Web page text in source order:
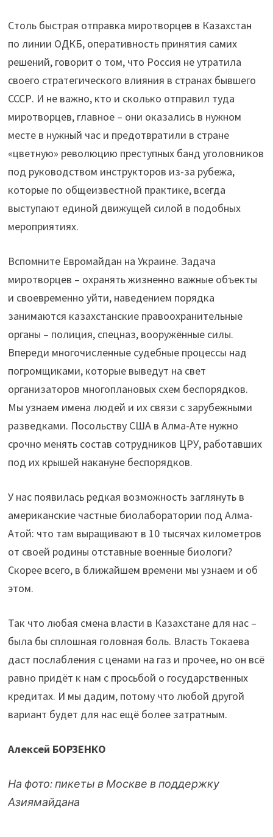
Столь быстрая отправка миротворцев в Казахстан
по линии ОДКБ, оперативность принятия самих
решений, говорит о том, что Россия не утратила
своего стратегического влияния в странах бывшего
СССР. И не важно, кто и сколько отправил туда
миротворцев, главное – они оказались в нужном
месте в нужный час и предотвратили в стране
«цветную» революцию преступных банд уголовников
под руководством инструкторов из-за рубежа,
которые по общеизвестной практике, всегда
выступают единой движущей силой в подобных
мероприятиях.
Вспомните Евромайдан на Украине. Задача
миротворцев – охранять жизненно важные объекты
и своевременно уйти, наведением порядка
занимаются казахстанские правоохранительные
органы – полиция, спецназ, вооружённые силы.
Впереди многочисленные судебные процессы над
погромщиками, которые выведут на свет
организаторов многоплановых схем беспорядков.
Мы узнаем имена людей и их связи с зарубежными
разведками. Посольству США в Алма-Ате нужно
срочно менять состав сотрудников ЦРУ, работавших
под их крышей накануне беспорядков.
У нас появилась редкая возможность заглянуть в
американские частные биолаборатории под Алма-
Атой: что там выращивают в 10 тысячах километров
от своей родины отставные военные биологи?
Скорее всего, в ближайшем времени мы узнаем и об
этом.
Так что любая смена власти в Казахстане для нас –
была бы сплошная головная боль. Власть Токаева
даст послабления с ценами на газ и прочее, но он всё
равно придёт к нам с просьбой о государственных
кредитах. И мы дадим, потому что любой другой
вариант будет для нас ещё более затратным.
Алексей БОРЗЕНКО
На фото: пикеты в Москве в поддержку
Азиямайдана